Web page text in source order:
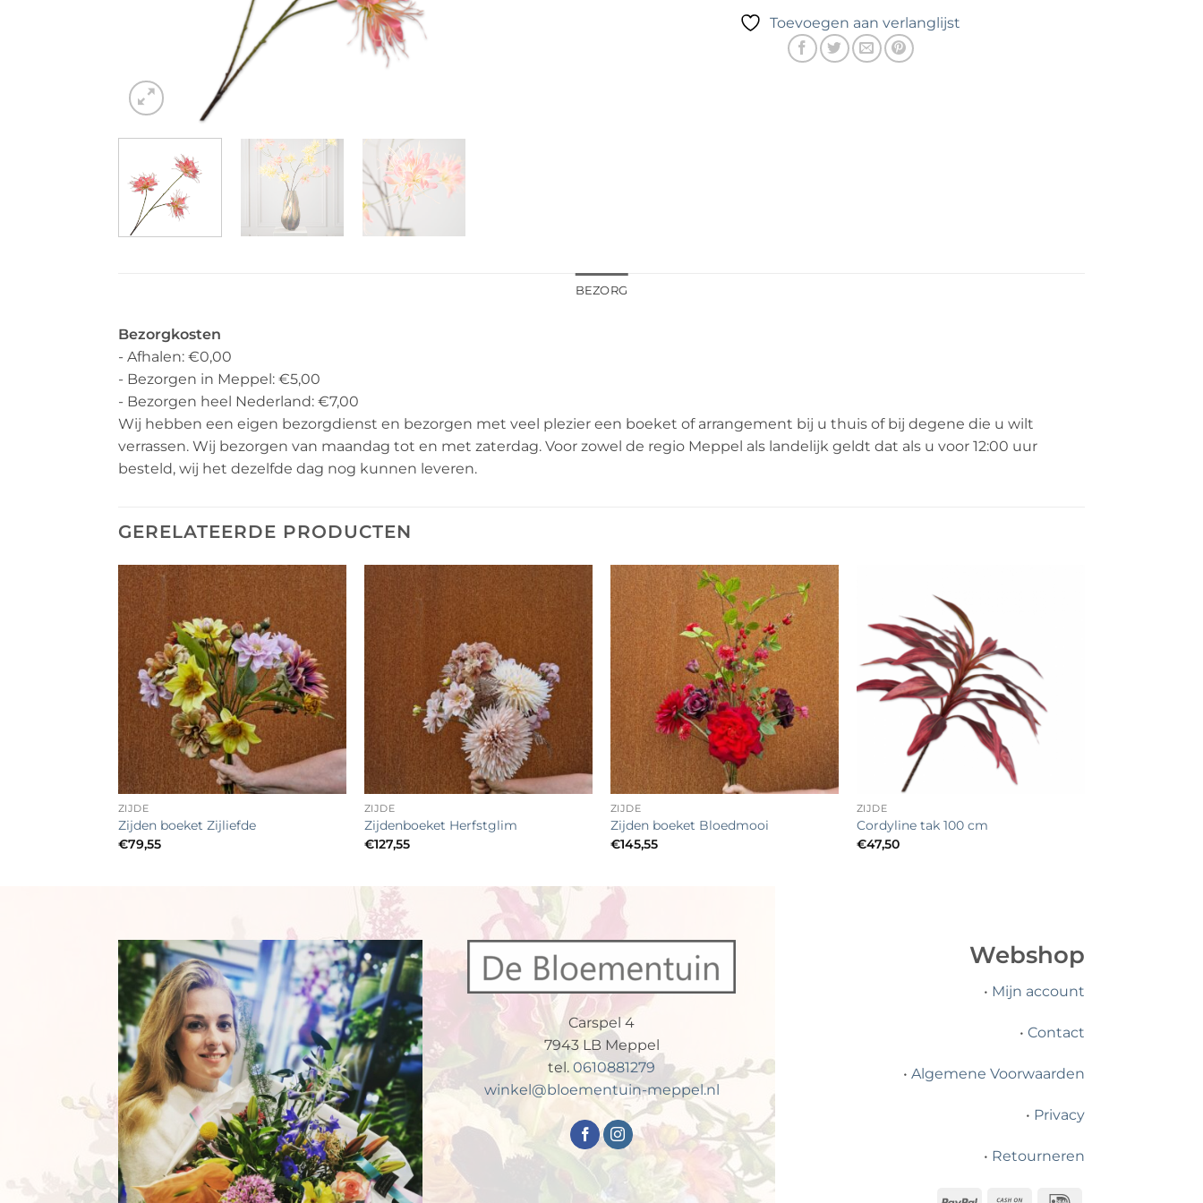
Toevoegen aan verlanglijst
BEZORG
Bezorgkosten
- Afhalen: €0,00
- Bezorgen in Meppel: €5,00
- Bezorgen heel Nederland: €7,00
Wij hebben een eigen bezorgdienst en bezorgen met veel plezier een boeket of arrangement bij u thuis of bij degene die u wilt
verrassen. Wij bezorgen van maandag tot en met zaterdag. Voor zowel de regio Meppel als landelijk geldt dat als u voor 12:00 uur
besteld, wij het dezelfde dag nog kunnen leveren.
GERELATEERDE PRODUCTEN
Toevoegen
aan
verlanglijst
ZIJDE
Zijden boeket Zijliefde
€79,55
Toevoegen
aan
verlanglijst
ZIJDE
Zijdenboeket Herfstglim
€127,55
Toevoegen
aan
verlanglijst
+
ZIJDE
Zijden boeket Bloedmooi
€145,55
ZIJDE
Cordyline tak 100 cm
€47,50
Carspel 4
7943 LB Meppel
tel. 0610881279
winkel@bloementuin-meppel.nl
Webshop
• Mijn account
• Contact
• Algemene Voorwaarden
• Privacy
• Retourneren